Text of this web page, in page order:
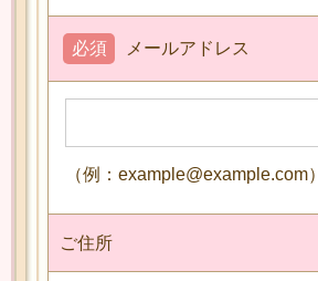
メールアドレス
必須
（例：example@example.com）
ご住所